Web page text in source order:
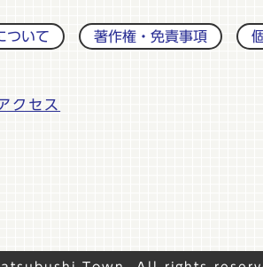
ついて 著作権・免責事項
クセス